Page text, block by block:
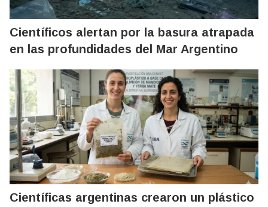
Científicos alertan por la basura atrapada
en las profundidades del Mar Argentino
Científicas argentinas crearon un plástico